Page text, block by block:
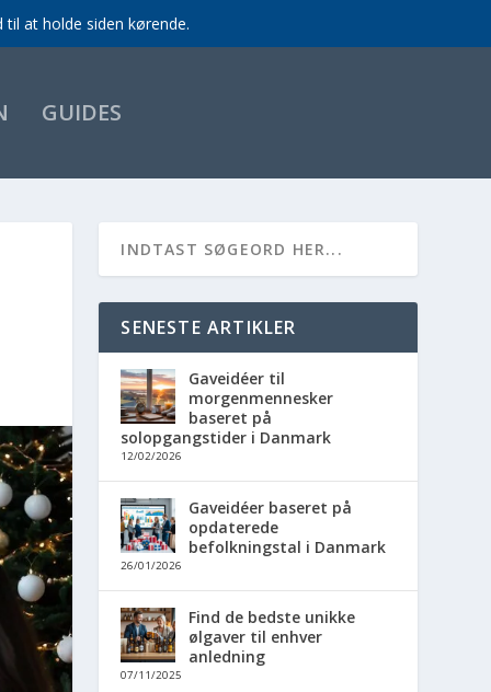
at holde siden kørende.
GUIDES
SENESTE ARTIKLER
Gaveidéer til
morgenmennesker
baseret på
solopgangstider i Danmark
12/02/2026
Gaveidéer baseret på
opdaterede
befolkningstal i Danmark
26/01/2026
Find de bedste unikke
ølgaver til enhver
anledning
07/11/2025